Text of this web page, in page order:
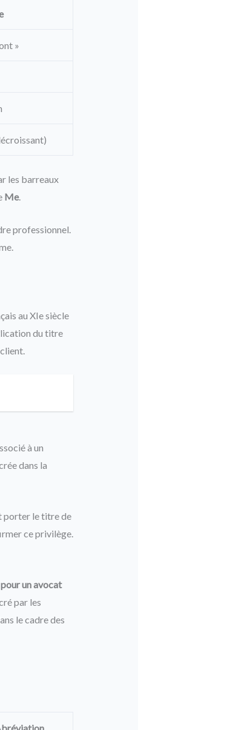
»
les barreaux
Me.
professionnel.
au XIe siècle
du titre
à un
dans la
porter le titre de
ce privilège.
un avocat
par les
le cadre des